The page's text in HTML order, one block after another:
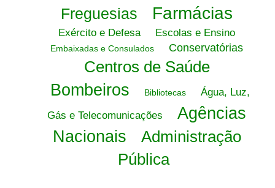
Freguesias Farmácias
Exército e Defesa Escolas e Ensino
Embaixadas e Consulados Conservatórias
Centros de Saúde
Bombeiros
Bibliotecas
Água, Luz,
Gás e Telecomunicações
Agências
Nacionais
Administração
Pública